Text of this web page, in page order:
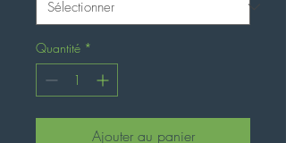
Quantité *
Ajouter au panier